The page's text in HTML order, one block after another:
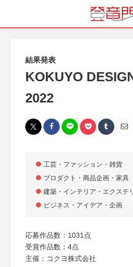
結果発表
KOKUYO
2022
工芸・ファッション・雑貨
プロダクト・商品企画・家具
建築・インテリア・エクステ
ビジネス・アイデア・企画
応募作品数：1031点
受賞作品数：4点
主催：コクヨ株式会社